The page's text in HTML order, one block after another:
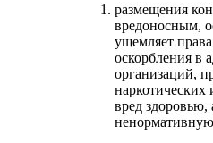
размещения
вредоносным,
ущемляет
оскорбления в
организаций,
наркотических
вред здоровью,